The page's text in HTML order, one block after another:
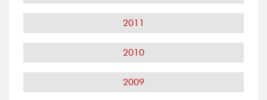
2011
2010
2009